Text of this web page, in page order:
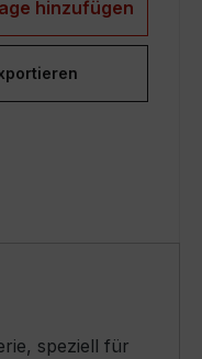
hinzufügen
speziell für